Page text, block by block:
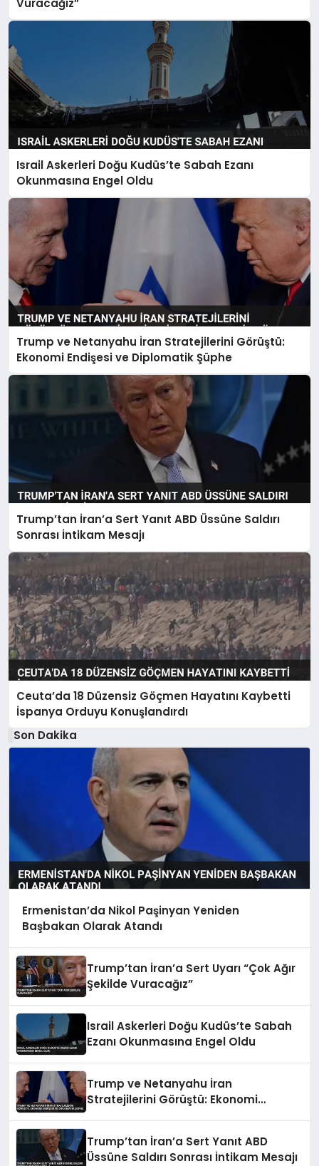
Vuracağız”
Israil Askerleri Doğu Kudüs’te Sabah Ezanı
Okunmasına Engel Oldu
Trump ve Netanyahu İran Stratejilerini Görüştü:
Ekonomi Endişesi ve Diplomatik Şüphe
Trump’tan İran’a Sert Yanıt ABD Üssüne Saldırı
Sonrası İntikam Mesajı
Ceuta’da 18 Düzensiz Göçmen Hayatını Kaybetti
İspanya Orduyu Konuşlandırdı
Son Dakika
Ermenistan’da Nikol Paşinyan Yeniden
Başbakan Olarak Atandı
Trump’tan İran’a Sert Uyarı “Çok Ağır
Şekilde Vuracağız”
Israil Askerleri Doğu Kudüs’te Sabah
Ezanı Okunmasına Engel Oldu
Trump ve Netanyahu İran
Stratejilerini Görüştü: Ekonomi
Trump’tan İran’a Sert Yanıt ABD
Üssüne Saldırı Sonrası İntikam Mesajı